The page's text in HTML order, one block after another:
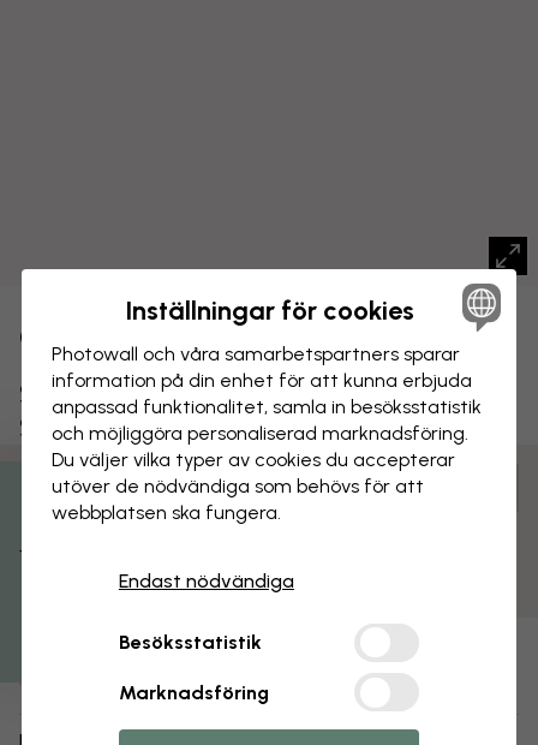
Solnedgång över Vejbystrand,
Sverige
CANVASTAVLA
Anpassa och beställ
Färdigmonterad och klar att hängas upp
Färgbeständiga tryck
Få 15% rabatt
Inställningar för cookies
Photowall och våra samarbets­partners sparar
information på din enhet för att kunna erbjuda
anpassad funktionalitet, samla in besöks­statistik
och möjliggöra personaliserad marknads­föring.
Du väljer vilka typer av cookies du accepterar
utöver de nödvändiga som behövs för att
webbplatsen ska fungera.
Endast nödvändiga
Besöksstatistik
Marknadsföring